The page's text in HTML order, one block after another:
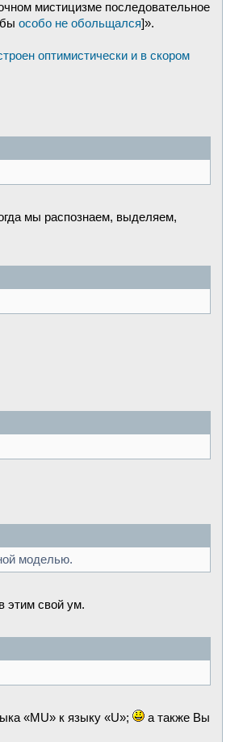
мистицизме последовательное
особо не обольщался]».
оптимистически и в скором
мы распознаем, выделяем,
моделью.
этим свой ум.
«MU» к языку «U»;
а также Вы